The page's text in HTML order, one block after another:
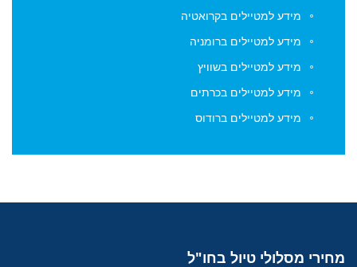
מידע למטיילים בקרואטיה
מידע למטיילים ברומניה
מידע למטיילים בשוויץ
מידע למטיילים בכרתים
מידע למטיילים ברודוס
מחירי מסלולי טיול בחו"ל